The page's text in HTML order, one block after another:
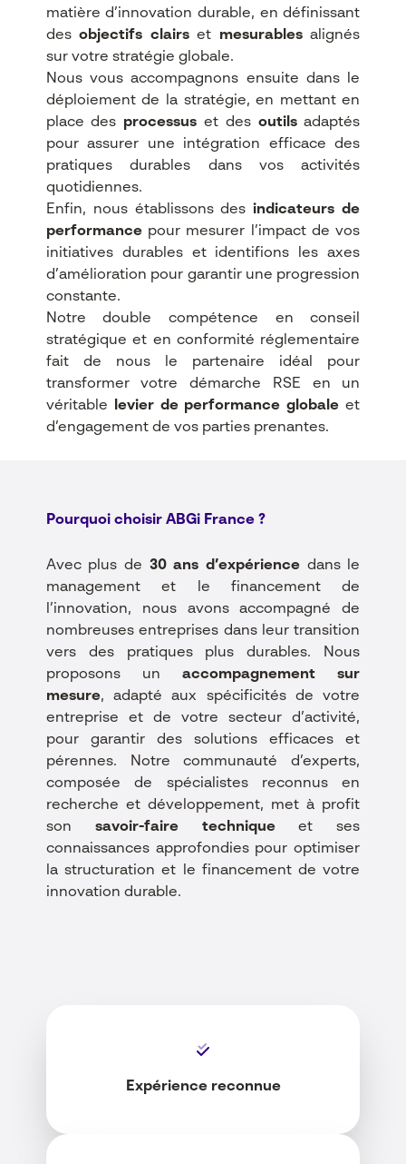
matière d’innovation durable, en définissant
desobjectifs clairset mesurablesalignés
sur votre stratégie globale.
Nous vous accompagnons ensuite dans le
déploiement de la stratégie, en mettant en
place des processus et des outilsadaptés
pour assurer une intégration efficace des
pratiques durables dans vos activités
quotidiennes.
Enfin, nous établissons des indicateurs de
performancepour mesurer l’impact de vos
initiatives durables et identifions les axes
d’amélioration pour garantir une progression
constante.
Notre double compétence en conseil
stratégique et en conformité réglementaire
fait de nous le partenaire idéal pour
transformer votre démarche RSE en un
véritable
levier de performance globale et
d’engagement de vos parties prenantes.
Pourquoi choisir ABGi France ?
Avec plus de 30 ans d’expérience dans le
management et le financement de
l’innovation, nous avons accompagné de
nombreuses entreprises dans leur transition
vers des pratiques plus durables.
Nous
proposons unaccompagnement sur
mesure, adapté aux spécificités de votre
entreprise et de votre secteur d’activité,
pour garantir des solutions efficaces et
pérennes.
Notre communauté d’experts,
composée de spécialistes reconnus en
recherche et développement, met à profit
son savoir-faire techniqueet ses
connaissances approfondies pour optimiser
la structuration et le financement de votre
innovation durable.
Expérience reconnue